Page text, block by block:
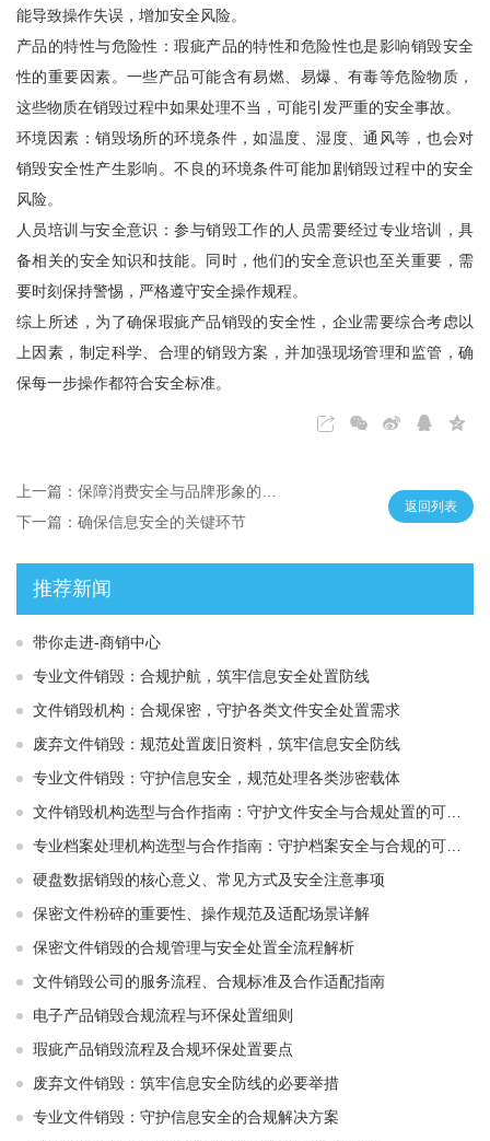
能导致操作失误，增加安全风险。
产品的特性与危险性：瑕疵产品的特性和危险性也是影响销毁安全
性的重要因素。一些产品可能含有易燃、易爆、有毒等危险物质，
这些物质在销毁过程中如果处理不当，可能引发严重的安全事故。
环境因素：销毁场所的环境条件，如温度、湿度、通风等，也会对
销毁安全性产生影响。不良的环境条件可能加剧销毁过程中的安全
风险。
人员培训与安全意识：参与销毁工作的人员需要经过专业培训，具
备相关的安全知识和技能。同时，他们的安全意识也至关重要，需
要时刻保持警惕，严格遵守安全操作规程。
综上所述，为了确保瑕疵产品销毁的安全性，企业需要综合考虑以
上因素，制定科学、合理的销毁方案，并加强现场管理和监管，确
保每一步操作都符合安全标准。
下一篇：确保信息安全的关键环节
返回列表
推荐新闻
带你走进-商销中心
专业文件销毁：合规护航，筑牢信息安全处置防线
文件销毁机构：合规保密，守护各类文件安全处置需求
废弃文件销毁：规范处置废旧资料，筑牢信息安全防线
专业文件销毁：守护信息安全，规范处理各类涉密载体
文件销毁机构选型与合作指南：守护文件安全与合规处置的可靠选择
专业档案处理机构选型与合作指南：守护档案安全与合规的可靠伙伴
硬盘数据销毁的核心意义、常见方式及安全注意事项
保密文件粉碎的重要性、操作规范及适配场景详解
保密文件销毁的合规管理与安全处置全流程解析
文件销毁公司的服务流程、合规标准及合作适配指南
电子产品销毁合规流程与环保处置细则
瑕疵产品销毁流程及合规环保处置要点
废弃文件销毁：筑牢信息安全防线的必要举措
专业文件销毁：守护信息安全的合规解决方案